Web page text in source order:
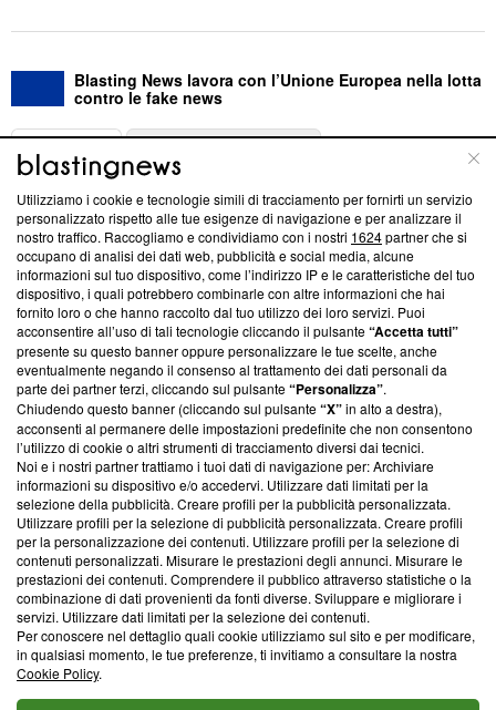
Blasting News lavora con l’Unione Europea nella lotta
contro le fake news
ABOUT
Questa sezione offre informazioni trasparenti su Blasting
News, sui nostri processi editoriali e su come ci impegniamo a
creare news di qualità. Inoltre, afferma la nostra aderenza a
‘Trust Project - News with Integrity’Blasting News non è
ancora membro del programma, ma ha richiesto di farne
parte; Trust Project non ha ancora effettuato una verifica di
conformità agli standard.
Su di noi
Team editoriale
Corporate
Redazione
Informativa Privacy
Cookie Policy
Blasting SA, IDI CHE-247.845.224, Via Carlo Frasca, 3 - 6900
Lugano (Svizzera) Tel:+39 0690258937
© 2026 Blasting News
Utilizziamo i cookie e tecnologie simili di tracciamento per fornirti un servizio
personalizzato rispetto alle tue esigenze di navigazione e per analizzare il
nostro traffico. Raccogliamo e condividiamo con i nostri 1624partner che si
occupano di analisi dei dati web, pubblicità e social media, alcune
informazioni sul tuo dispositivo, come l’indirizzo IP e le caratteristiche del tuo
dispositivo, i quali potrebbero combinarle con altre informazioni che hai
fornito loro o che hanno raccolto dal tuo utilizzo dei loro servizi. Puoi
acconsentire all’uso di tali tecnologie cliccando il pulsante“Accetta tutti”
presente su questo banner oppure personalizzare le tue scelte, anche
eventualmente negando il consenso al trattamento dei dati personali da
parte dei partner terzi, cliccando sul pulsante“Personalizza”.
Chiudendo questo banner (cliccando sul pulsante“X”in alto a destra),
acconsenti al permanere delle impostazioni predefinite che non consentono
l’utilizzo di cookie o altri strumenti di tracciamento diversi dai tecnici.
Noi e i nostri partner trattiamo i tuoi dati di navigazione per: Archiviare
informazioni su dispositivo e/o accedervi. Utilizzare dati limitati per la
selezione della pubblicità. Creare profili per la pubblicità personalizzata.
Utilizzare profili per la selezione di pubblicità personalizzata. Creare profili
per la personalizzazione dei contenuti. Utilizzare profili per la selezione di
contenuti personalizzati. Misurare le prestazioni degli annunci. Misurare le
prestazioni dei contenuti. Comprendere il pubblico attraverso statistiche o la
combinazione di dati provenienti da fonti diverse. Sviluppare e migliorare i
servizi. Utilizzare dati limitati per la selezione dei contenuti.
Per conoscere nel dettaglio quali cookie utilizziamo sul sito e per modificare,
in qualsiasi momento, le tue preferenze, ti invitiamo a consultare la nostra
Cookie Policy.